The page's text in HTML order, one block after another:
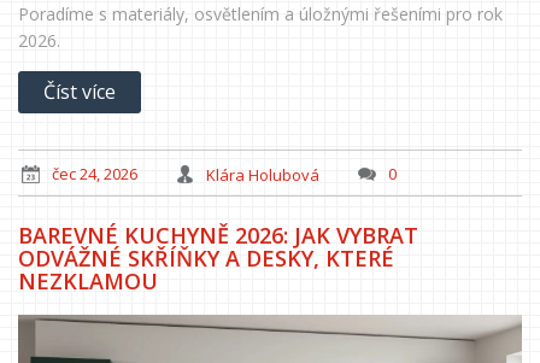
Poradíme s materiály, osvětlením a úložnými řešeními pro rok
2026.
Číst více
čec 24, 2026 Klára Holubová 0
BAREVNÉ KUCHYNĚ 2026: JAK VYBRAT
ODVÁŽNÉ SKŘÍŇKY A DESKY, KTERÉ
NEZKLAMOU